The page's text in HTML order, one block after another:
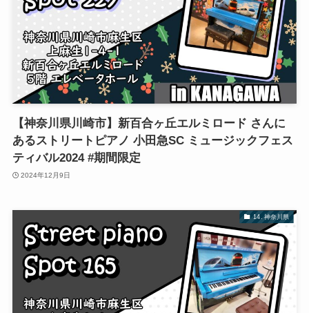
【神奈川県川崎市】新百合ヶ丘エルミロード さんに
あるストリートピアノ 小田急SC ミュージックフェス
ティバル2024 #期間限定
2024年12月9日
14. 神奈川県